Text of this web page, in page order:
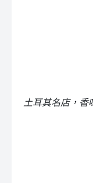
土耳其名店，